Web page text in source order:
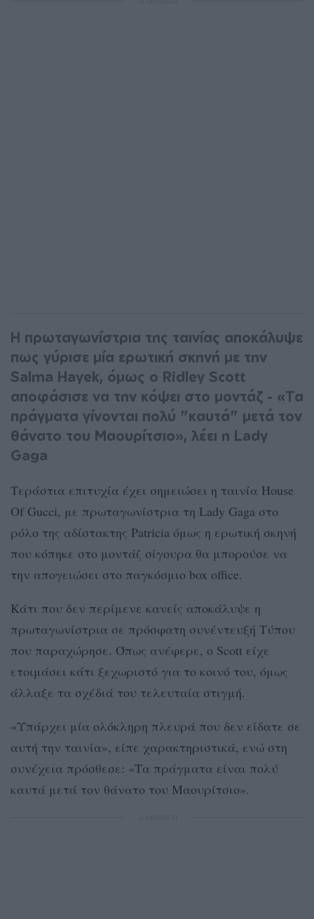
Η πρωταγωνίστρια της ταινίας αποκάλυψε
πως γύρισε μία ερωτική σκηνή με την
Salma Hayek, όμως ο Ridley Scott
αποφάσισε να την κόψει στο μοντάζ - «Τα
πράγματα γίνονται πολύ "καυτά" μετά τον
θάνατο του Μαουρίτσιο», λέει η Lady
Gaga
Τεράστια επιτυχία έχει σημειώσει η ταινία House
Of Gucci, με πρωταγωνίστρια τη Lady Gaga στο
ρόλο της αδίστακτης Patricia όμως η ερωτική σκηνή
που κόπηκε στο μοντάζ σίγουρα θα μπορούσε να
την απογειώσει στο παγκόσμιο box office.
Κάτι που δεν περίμενε κανείς αποκάλυψε η
πρωταγωνίστρια σε πρόσφατη συνέντευξή Τύπου
που παραχώρησε. Όπως ανέφερε, ο Scott είχε
ετοιμάσει κάτι ξεχωριστό για το κοινό του, όμως
άλλαξε τα σχέδιά του τελευταία στιγμή.
«Υπάρχει μία ολόκληρη πλευρά που δεν είδατε σε
αυτή την ταινία», είπε χαρακτηριστικά, ενώ στη
συνέχεια πρόσθεσε: «Τα πράγματα είναι πολύ
καυτά μετά τον θάνατο του Μαουρίτσιο».